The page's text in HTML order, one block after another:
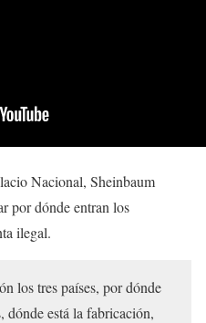
Nacional, Sheinbaum
por dónde entran los
ilegal.
los tres países, por dónde
dónde está la fabricación,